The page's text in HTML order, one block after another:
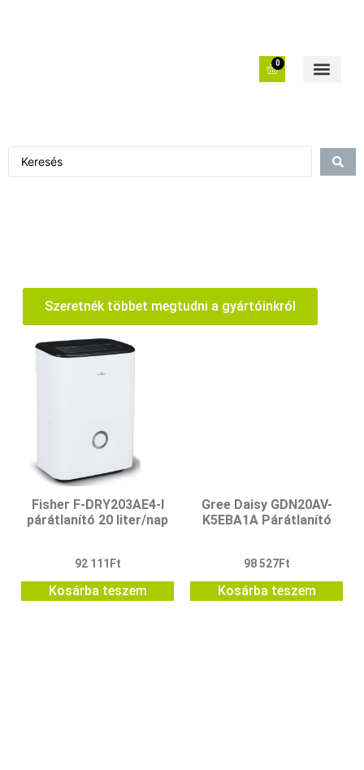
0
Szeretnék többet megtudni a gyártóinkról
Fisher F-DRY203AE4-I
párátlanító 20 liter/nap
92 111 Ft
Kosárba teszem
Gree Daisy GDN20AV-
K5EBA1A Párátlanító
98 527Ft
Kosárba teszem